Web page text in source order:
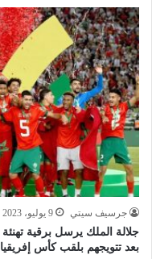
جرسيف سيتي 9 يوليو، 2023
بعد تتويجهم بلقب كأس إفريقيا